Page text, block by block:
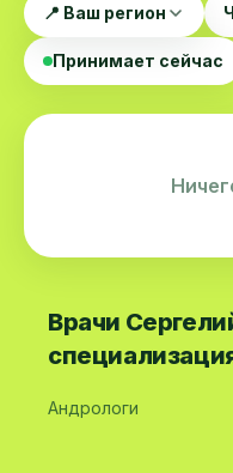
📍 Ваш регион
Принимает сейчас
Врачи
Андрологи